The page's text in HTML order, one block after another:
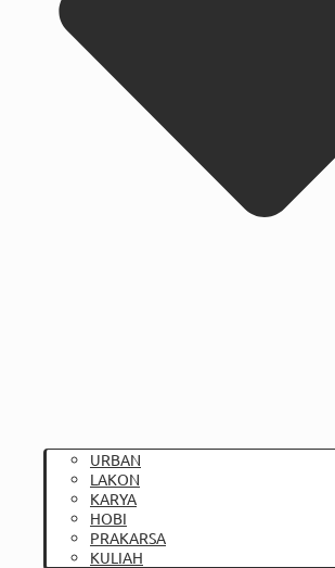
URBAN
LAKON
KARYA
HOBI
PRAKARSA
KULIAH